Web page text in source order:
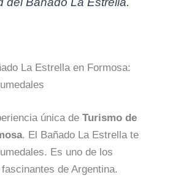
La Estrella en Formosa:
única de Turismo de
. El Bañado La Estrella te
Es uno de los
de Argentina.